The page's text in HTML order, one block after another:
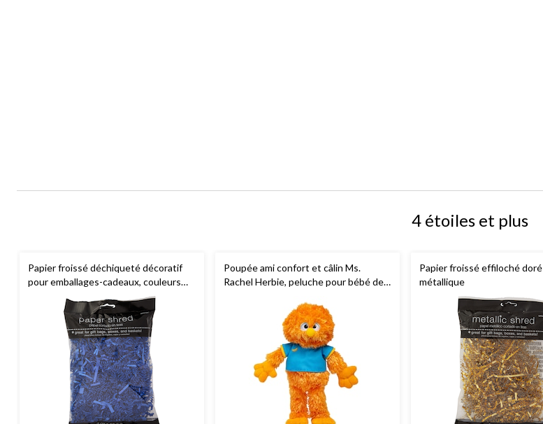
4 étoiles et plus
Papier froissé déchiqueté décoratif
pour emballages-cadeaux, couleurs
variées, 2 oz, pour Pâques, remises
des diplômes, Noël, anniversaires
Poupée ami confort et câlin Ms.
Rachel Herbie, peluche pour bébé de
pour tout-petits
Papier froissé effiloché doré
métallique